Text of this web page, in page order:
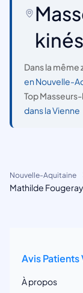
Dans la même
en Nouvelle-
Top
dans la Vienne
Nouvelle-Aquitaine
Mathilde Fougeray
Avis Patients
À propos